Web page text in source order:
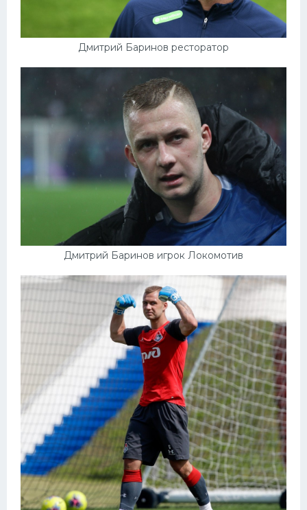
Дмитрий Баринов ресторатор
Дмитрий Баринов игрок Локомотив